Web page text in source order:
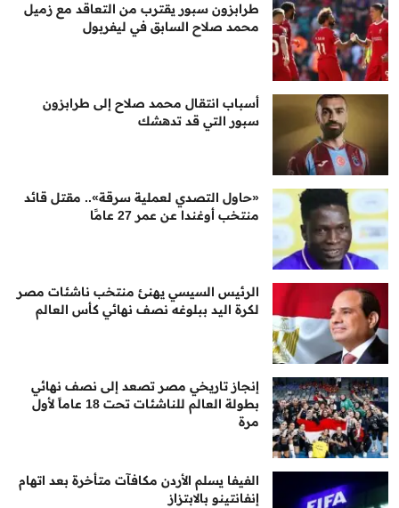
طرابزون سبور يقترب من التعاقد مع زميل
محمد صلاح السابق في ليفربول
أسباب انتقال محمد صلاح إلى طرابزون
سبور التي قد تدهشك
«حاول التصدي لعملية سرقة».. مقتل قائد
منتخب أوغندا عن عمر 27 عامًا
الرئيس السيسي يهنئ منتخب ناشئات مصر
لكرة اليد ببلوغه نصف نهائي كأس العالم
إنجاز تاريخي مصر تصعد إلى نصف نهائي
بطولة العالم للناشئات تحت 18 عاماً لأول
مرة
الفيفا يسلم الأردن مكافآت متأخرة بعد اتهام
إنفانتينو بالابتزاز